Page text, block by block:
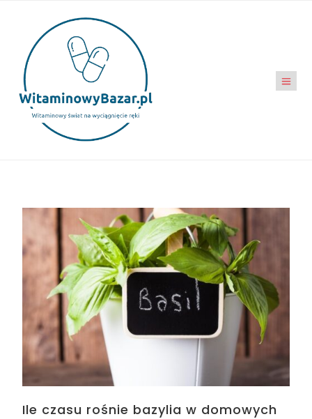
Ile czasu rośnie bazylia w domowych